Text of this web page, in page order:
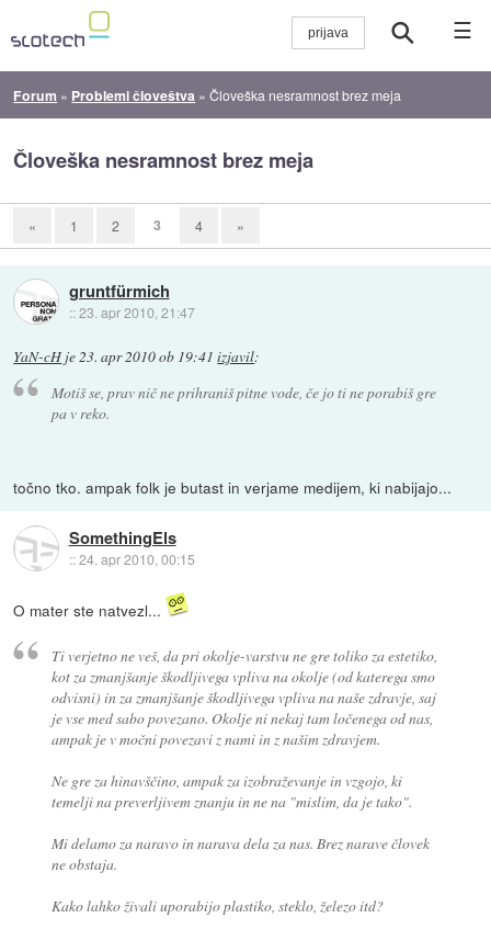
☰
Forum » Problemi človeštva »Človeška nesramnost brez meja
Človeška nesramnost brez meja
« 1 2 3 4 »
gruntfürmich
::23. apr 2010, 21:47
YaN-cH je23. apr 2010 ob 19:41 izjavil:
Motiš se, prav nič ne prihraniš pitne vode, če jo ti ne porabiš gre
pa v reko.
točno tko. ampak folk je butast in verjame medijem, ki nabijajo...
SomethingEls
::24. apr 2010, 00:15
O mater ste natvezl...
Ti verjetno ne veš, da pri okolje-varstvu ne gre toliko za estetiko,
kot za zmanjšanje škodljivega vpliva na okolje (od katerega smo
odvisni) in za zmanjšanje škodljivega vpliva na naše zdravje, saj
je vse med sabo povezano. Okolje ni nekaj tam ločenega od nas,
ampak je v močni povezavi z nami in z našim zdravjem.
Ne gre za hinavščino, ampak za izobraževanje in vzgojo, ki
temelji na preverljivem znanju in ne na "mislim, da je tako".
Mi delamo za naravo in narava dela za nas. Brez narave človek
ne obstaja.
Kako lahko živali uporabijo plastiko, steklo, železo itd?